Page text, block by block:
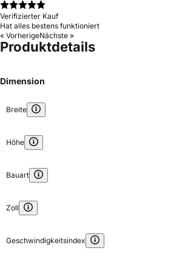
Verifizierter Kauf
Hat alles bestens funktioniert
« VorherigeNächste »
Produktdetails
Dimension
Breite
Höhe
Bauart
Zoll
Geschwindigkeitsindex